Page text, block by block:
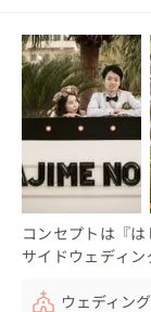
コンセプトは『
サイドウェディン
ウェディング